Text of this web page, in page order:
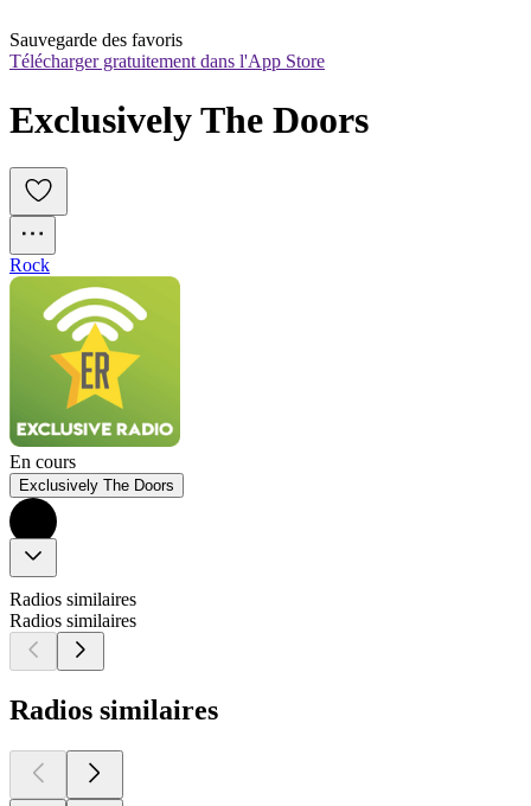
Sauvegarde des favoris
Télécharger gratuitement dans l'App Store
Exclusively The Doors
Rock
En cours
Exclusively The Doors
Radios similaires
Radios similaires
Radios similaires